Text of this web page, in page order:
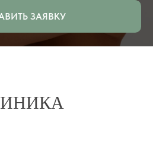
ЗАЯВКУ